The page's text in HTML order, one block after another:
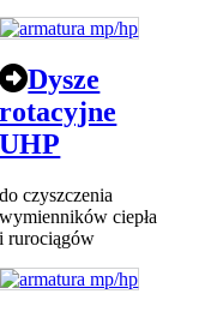
Dysze
rotacyjne
UHP
do czyszczenia
wymienników ciepła
i rurociągów